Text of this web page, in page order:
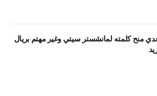
منح كلمته لمانشستر سيتي وغير مهتم بريال